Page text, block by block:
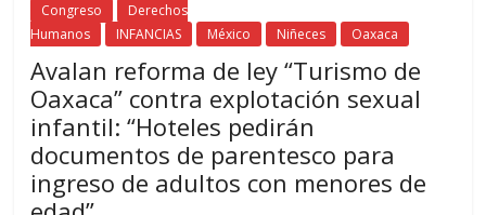
Congreso
Derechos
Humanos
INFANCIAS México Niñeces Oaxaca
Avalan reforma de ley “Turismo de
Oaxaca” contra explotación sexual
infantil: “Hoteles pedirán
documentos de parentesco para
ingreso de adultos con menores de